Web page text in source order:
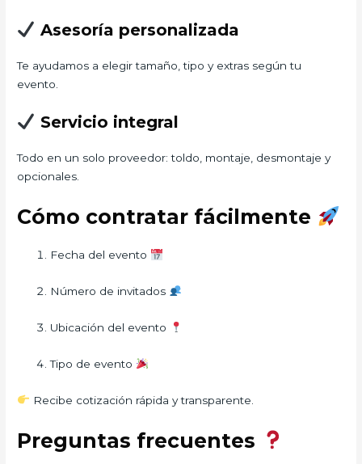
Asesoría personalizada
Te ayudamos a elegir tamaño, tipo y extras según tu
evento.
Servicio integral
Todo en un solo proveedor: toldo, montaje, desmontaje y
opcionales.
Cómo contratar fácilmente
Fecha del evento
Número de invitados
Ubicación del evento
Tipo de evento
Recibe cotización rápida y transparente.
Preguntas frecuentes